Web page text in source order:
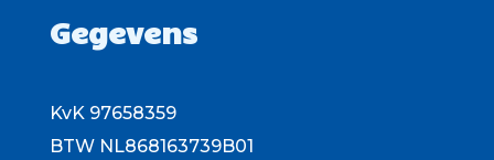
Gegevens
KvK 97658359
BTW NL868163739B01